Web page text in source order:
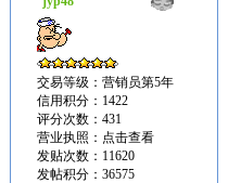
交易等级：营销员第5年
信用积分：1422
评分次数：431
营业执照： 点击查看
发贴次数：11620
发帖积分：36575